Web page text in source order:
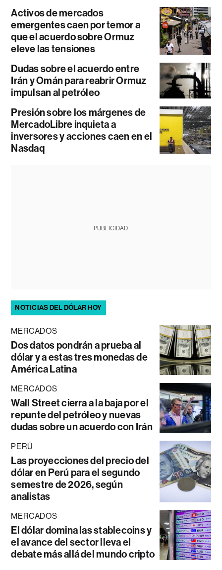
Activos de mercados
emergentes caen por temor a
que el acuerdo sobre Ormuz
eleve las tensiones
Dudas sobre el acuerdo entre
Irán y Omán para reabrir Ormuz
impulsan al petróleo
Presión sobre los márgenes de
MercadoLibre inquieta a
inversores y acciones caen en el
Nasdaq
PUBLICIDAD
NOTICIAS DEL DÓLAR HOY
MERCADOS
Dos datos pondrán a prueba al
dólar y a estas tres monedas de
América Latina
MERCADOS
Wall Street cierra a la baja por el
repunte del petróleo y nuevas
dudas sobre un acuerdo con Irán
PERÚ
Las proyecciones del precio del
dólar en Perú para el segundo
semestre de 2026, según
analistas
MERCADOS
El dólar domina las stablecoins y
el avance del sector lleva el
debate más allá del mundo cripto